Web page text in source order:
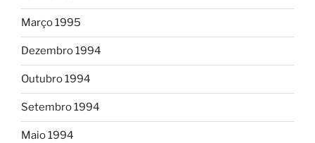
Março 1995
Dezembro 1994
Outubro 1994
Setembro 1994
Maio 1994